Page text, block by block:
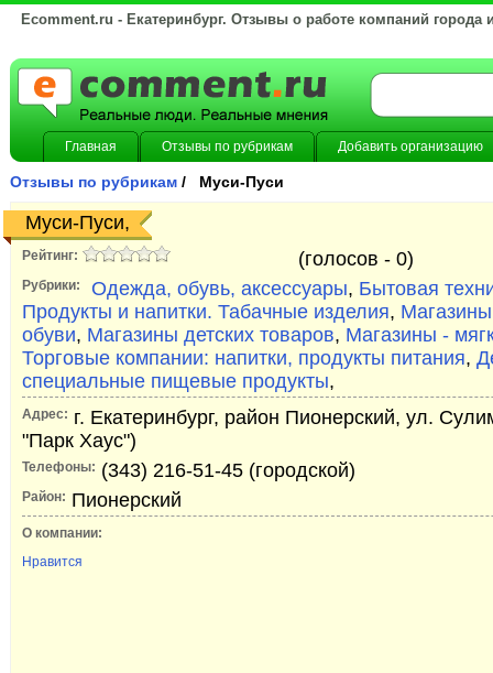
Ecomment.ru - Екатеринбург. Отзывы о работе компаний города
Главная Отзывы по рубрикам Добавить организацию
Отзывы по рубрикам / Муси-Пуси
Муси-Пуси,
Рейтинг: (голосов - 0)
Рубрики: Одежда, обувь, аксессуары, Бытовая
Продукты и напитки. Табачные изделия,
обуви, Магазины детских товаров, Магазины -
Торговые компании: напитки, продукты питания,
специальные пищевые продукты,
Адрес: г. Екатеринбург, район Пионерский, ул.
"Парк Хаус")
Телефоны: (343) 216-51-45 (городской)
Район: Пионерский
О компании:
Нравится